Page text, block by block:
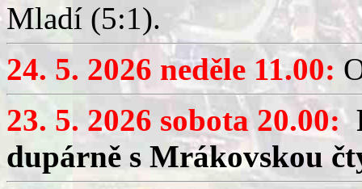
Mladí (5:1).
24. 5. 2026 neděle 11.00:
23. 5. 2026 sobota 20.00:
dupárně s Mrákovskou